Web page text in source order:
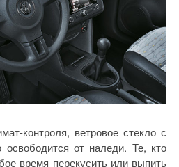
контроля, ветровое стекло с
от наледи. Те, кто
время перекусить или выпить